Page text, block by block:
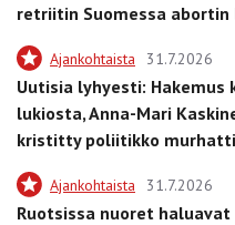
retriitin Suomessa
Ajankohtaista 31.7.2026
Uutisia lyhyesti:
lukiosta, Anna-Mari
kristitty poliitikko
Ajankohtaista 31.7.2026
Ruotsissa nuoret